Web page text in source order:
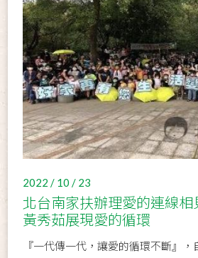
2022 / 10 / 23
北台南家扶辦理愛的連線相
黃秀茹展現愛的循環
『一代傳一代，讓愛的循環不斷』